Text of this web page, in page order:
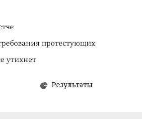
протестующих
утихнет
Результаты